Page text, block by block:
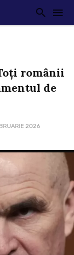
românii
de
2026